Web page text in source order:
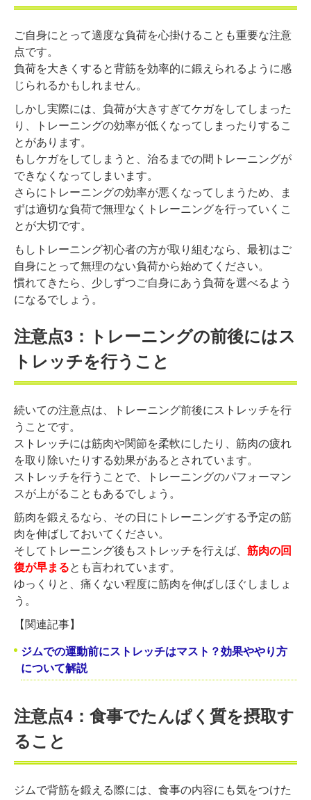
ご自身にとって適度な負荷を心掛けることも重要な注意
点です。
負荷を大きくすると背筋を効率的に鍛えられるように感
じられるかもしれません。
しかし実際には、負荷が大きすぎてケガをしてしまった
り、トレーニングの効率が低くなってしまったりするこ
とがあります。
もしケガをしてしまうと、治るまでの間トレーニングが
できなくなってしまいます。
さらにトレーニングの効率が悪くなってしまうため、ま
ずは適切な負荷で無理なくトレーニングを行っていくこ
とが大切です。
もしトレーニング初心者の方が取り組むなら、最初はご
自身にとって無理のない負荷から始めてください。
慣れてきたら、少しずつご自身にあう負荷を選べるよう
になるでしょう。
注意点3：トレーニングの前後にはス
トレッチを行うこと
続いての注意点は、トレーニング前後にストレッチを行
うことです。
ストレッチには筋肉や関節を柔軟にしたり、筋肉の疲れ
を取り除いたりする効果があるとされています。
ストレッチを行うことで、トレーニングのパフォーマン
スが上がることもあるでしょう。
筋肉を鍛えるなら、その日にトレーニングする予定の筋
肉を伸ばしておいてください。
そしてトレーニング後もストレッチを行えば、 筋肉の回
復が早まるとも言われています。
ゆっくりと、痛くない程度に筋肉を伸ばしほぐしましょ
う。
【関連記事】
ジムでの運動前にストレッチはマスト？効果ややり方
について解説
注意点4：食事でたんぱく質を摂取す
ること
ジムで背筋を鍛える際には、食事の内容にも気をつけた